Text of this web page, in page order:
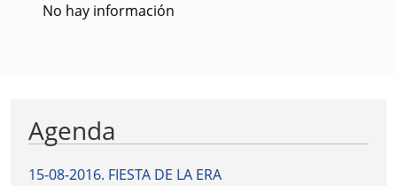
No hay información
Agenda
15-08-2016. FIESTA DE LA ERA